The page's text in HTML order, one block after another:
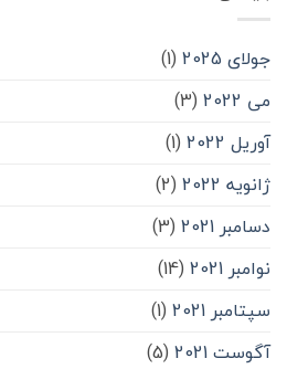
جولای 2025
(1)
می 2022
(3)
آوریل 2022
(1)
ژانویه 2022
(2)
دسامبر 2021
(3)
نوامبر 2021
(14)
سپتامبر 2021
(1)
آگوست 2021
(5)